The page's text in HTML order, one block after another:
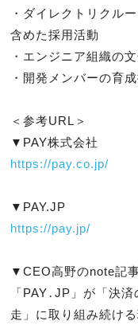
・ダイレクトリクル
含めた採用活動
・エンジニア組織の
・開発メンバーの育
＜参考URL＞
https://pay.co.jp/
https://pay.jp/
▼CEO高野のnote記
「PAY․JP」が「決